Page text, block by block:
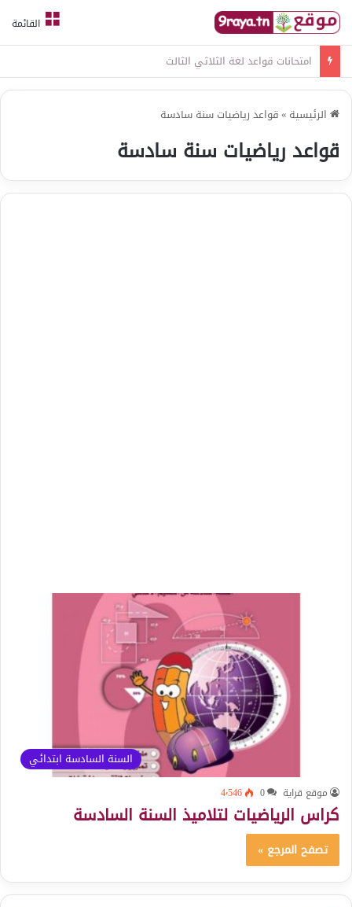
القائمة
امتحانات قواعد لغة الثلاثي الثالث
الرئيسية »قواعد رياضيات سنة سادسة
قواعد رياضيات سنة سادسة
السنة السادسة ابتدائي
موقع قراية 0 4٬546
كراس الرياضيات لتلاميذ السنة السادسة
تصفح المرجع »